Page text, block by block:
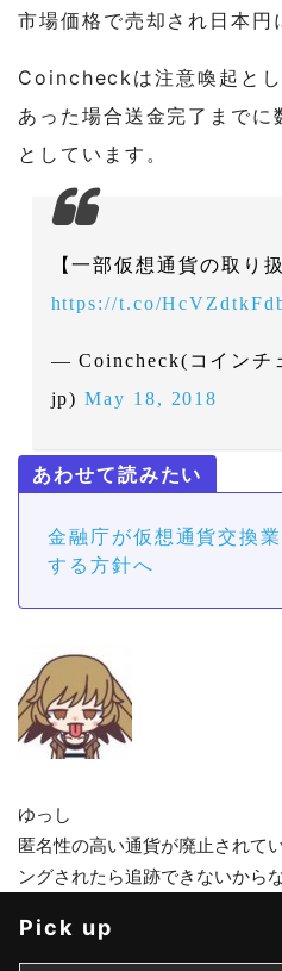
市場価格で売却され日本円
Coincheckは注意喚起と
あった場合送金完了までに
としています。
【一部仮想通貨の取り
https://t.co/
— Coincheck(コインチ
jp)May 18, 2018
金融庁が仮想通貨交換
する方針へ
ゆっし
匿名性の高い通貨が廃止されて
ングされたら追跡できないから
Pick up